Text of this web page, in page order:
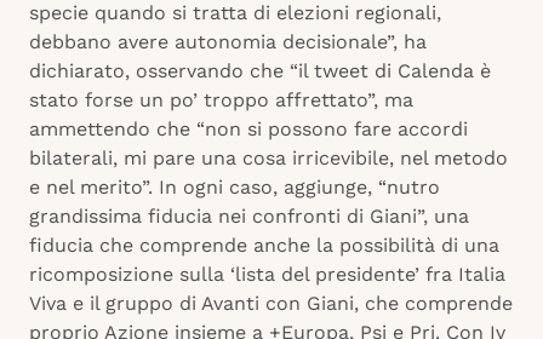
specie quando si tratta di elezioni regionali,
debbano avere autonomia decisionale”, ha
dichiarato, osservando che “il tweet di Calenda è
stato forse un po’ troppo affrettato”, ma
ammettendo che “non si possono fare accordi
bilaterali, mi pare una cosa irricevibile, nel metodo
e nel merito”. In ogni caso, aggiunge, “nutro
grandissima fiducia nei confronti di Giani”, una
fiducia che comprende anche la possibilità di una
ricomposizione sulla ‘lista del presidente’ fra Italia
Viva e il gruppo di Avanti con Giani, che comprende
proprio Azione insieme a +Europa, Psi e Pri. Con Iv